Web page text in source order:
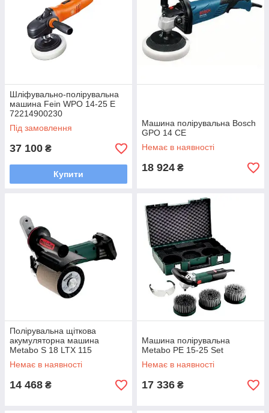
Шліфувально-полірувальна
машина Fein WPO 14-25 E
72214900230
Під замовлення
37 100 ₴
Купити
Машина полірувальна Bosch
GPO 14 CE
Немає в наявності
18 924 ₴
Полірувальна щіткова
акумуляторна машина
Metabo S 18 LTX 115
Немає в наявності
14 468 ₴
Машина полірувальна
Metabo PE 15-25 Set
Немає в наявності
17 336 ₴